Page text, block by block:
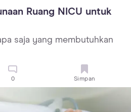
Ruang NICU untuk
saja yang membutuhkan
0 Simpan